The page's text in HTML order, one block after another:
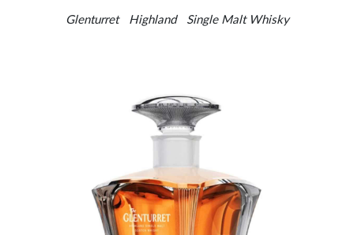
Glenturret Highland Single Malt Whisky